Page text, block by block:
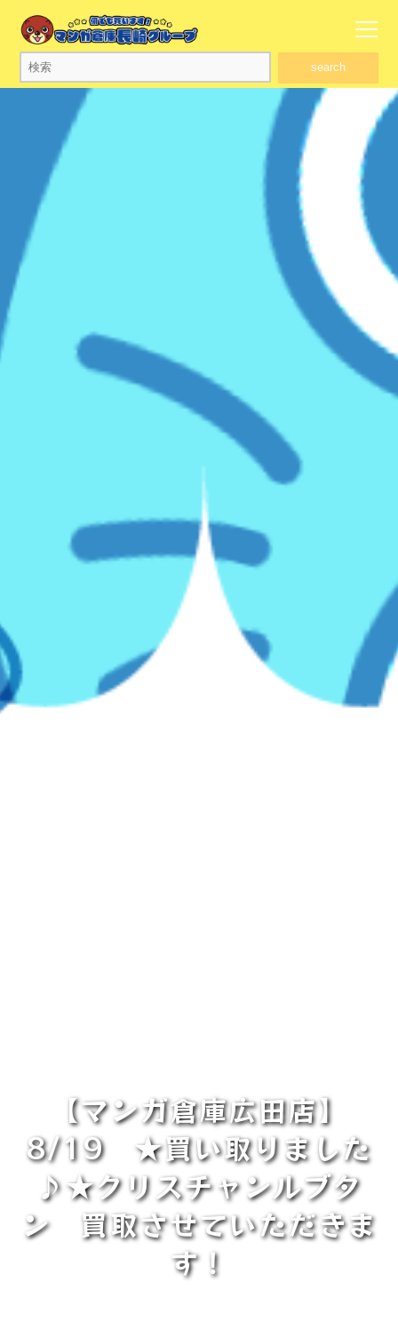
search
【マンガ倉庫広田店】
8/19 ★買い取りました
♪★クリスチャンルブタ
ン 買取させていただきま
す！